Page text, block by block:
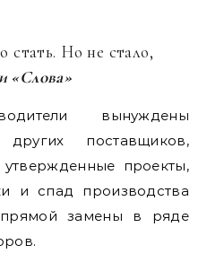
стать. Но не стало,
«Слова»
вынуждены
поставщиков,
проекты,
и спад производства
прямой замены в ряде